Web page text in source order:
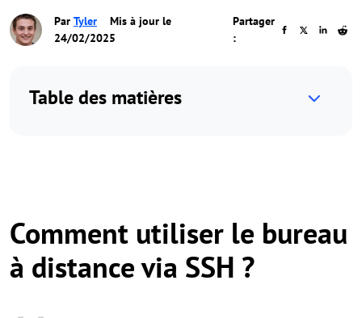
Par Tyler
Mis à jour le
24/02/2025
Partager
:
Table des matières
Comment utiliser le bureau
à distance via SSH ?